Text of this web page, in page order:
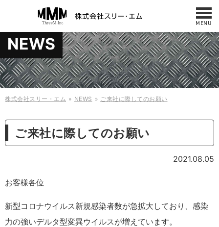
MENU
お問い合わせ
042-487-7860
10:00 - 17:00 （平日／日曜／祝日）
NEWS
サービス・製品
ケース
什器・板金
会社概要・アクセス
採用情報
NEWS
株式会社スリー・エム NEWS ご来社に際してのお願い
ご来社に際してのお願い
2021.08.05
お客様各位
新型コロナウイルス新規感染者数が急拡大しており、感染
力の強いデルタ型変異ウイルスが増えています。